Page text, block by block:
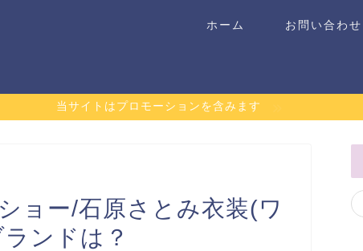
ホーム お問い合わせ
当サイトはプロモーションを含みます
ョー/石原さとみ衣装(ワ
ンドは？